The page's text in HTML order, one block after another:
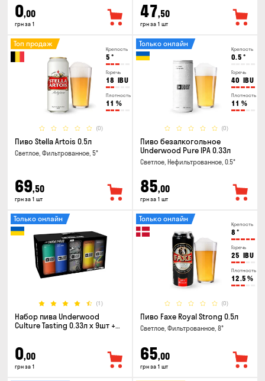
0,00
грн за 1
47,50
грн за 1 шт
Крепость
5 °
Горечь
18 IBU
Плотность
11 %
(0)
Топ продаж
Пиво Stella Artois 0.5л
Светлое, Фильтрованное, 5°
69,50
грн за 1 шт
Крепость
0.5 °
Горечь
40 IBU
Плотность
11 %
(0)
Только онлайн
Пиво безалкогольное
Underwood Pure IPA 0.33л
Светлое, Нефильтрованное, 0.5°
85,00
грн за 1 шт
(1)
Только онлайн
Набор пива Underwood
Culture Tasting 0.33л x 9шт +
0,00
грн за 1
Крепость
8 °
Горечь
25 IBU
Плотность
12.5 %
(0)
Только онлайн
Пиво Faxe Royal Strong 0.5л
Светлое, Фильтрованное, 8°
65,00
грн за 1 шт